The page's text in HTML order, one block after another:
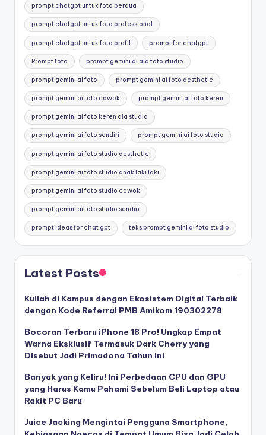
prompt chatgpt untuk foto berdua
prompt chatgpt untuk foto professional
prompt chatgpt untuk foto profil prompt for chatgpt
Prompt foto prompt gemini ai ala foto studio
prompt gemini ai foto prompt gemini ai foto aesthetic
prompt gemini ai foto cowok prompt gemini ai foto keren
prompt gemini ai foto keren ala studio
prompt gemini ai foto sendiri prompt gemini ai foto studio
prompt gemini ai foto studio aesthetic
prompt gemini ai foto studio anak laki laki
prompt gemini ai foto studio cowok
prompt gemini ai foto studio sendiri
prompt ideas for chat gpt teks prompt gemini ai foto studio
Latest Posts
Kuliah di Kampus dengan Ekosistem Digital Terbaik
dengan Kode Referral PMB Amikom 190302278
Bocoran Terbaru iPhone 18 Pro! Ungkap Empat
Warna Eksklusif Termasuk Dark Cherry yang
Disebut Jadi Primadona Tahun Ini
Banyak yang Keliru! Ini Perbedaan CPU dan GPU
yang Harus Kamu Pahami Sebelum Beli Laptop atau
Rakit PC Baru
Juice Jacking Mengintai Pengguna Smartphone,